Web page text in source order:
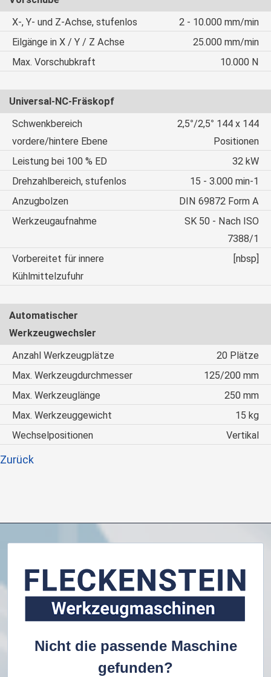
X-, Y- und Z-Achse, stufenlos
2 - 10.000 mm/min
Eilgänge in X / Y / Z Achse
25.000 mm/min
Max. Vorschubkraft
10.000 N
Universal-NC-Fräskopf
Schwenkbereich
vordere/hintere Ebene
2,5°/2,5° 144 x 144
Positionen
Leistung bei 100 % ED
32 kW
Drehzahlbereich, stufenlos
15 - 3.000 min-1
Anzugbolzen
DIN 69872 Form A
Werkzeugaufnahme
SK 50 - Nach ISO
7388/1
Vorbereitet für innere
Kühlmittelzufuhr
[nbsp]
Automatischer
Werkzeugwechsler
Anzahl Werkzeugplätze
20 Plätze
Max. Werkzeugdurchmesser
125/200 mm
Max. Werkzeuglänge
250 mm
Max. Werkzeuggewicht
15 kg
Wechselpositionen
Vertikal
Zurück
Nicht die passende Maschine
gefunden?